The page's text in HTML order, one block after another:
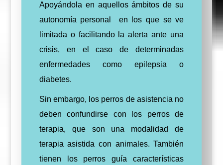
Apoyándola en aquellos ámbitos de su
autonomía personal en los que se ve
limitada o facilitando la alerta ante una
crisis, en el caso de determinadas
enfermedades como epilepsia o
diabetes.
Sin embargo, los perros de asistencia no
deben confundirse con los perros de
terapia, que son una modalidad de
terapia asistida con animales. También
tienen los perros guía características